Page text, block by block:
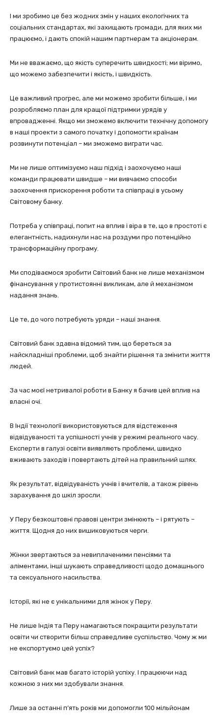
І ми зробимо це без жодних змін у наших екологічних та
соціальних стандартах, які захищають громади, для яких ми
працюємо, і дають спокій нашим партнерам та акціонерам.
Ми не вважаємо, що якість суперечить швидкості; ми віримо,
що можемо забезпечити і якість, і швидкість.
Це важливий прогрес, але ми можемо зробити більше, і ми
розробляємо план для кращої підтримки урядів у
впровадженні. Якщо ми зможемо включити технічну допомогу
в наші проекти з самого початку і допомогти країнам
розвинути потенціал – ми зможемо виграти час.
Ми не лише оптимізуємо наш підхід і заохочуємо наші
команди працювати швидше – ми вивчаємо способи
заохочення прискорення роботи та співпраці в усьому
Світовому банку.
Потреба у співпраці, попит на вплив і віра в те, що в простоті є
елегантність, надихнули нас на роздуми про потенційно
трансформаційну програму.
Ми сподіваємося зробити Світовий банк не лише механізмом
фінансування у протистоянні викликам, але й механізмом
надання знань.
Це те, до чого потребують уряди – наші знання.
Світовий банк здавна відомий тим, що береться за
найскладніші проблеми, щоб знайти рішення та змінити життя
людей.
За час моєї нетривалої роботи в Банку я бачив цей вплив на
власні очі.
В Індії технології використовуються для відстеження
відвідуваності та успішності учнів у режимі реального часу.
Експерти в галузі освіти виявляють проблеми, швидко
вживають заходів і повертають дітей на правильний шлях.
Як результат, відвідуваність учнів і вчителів, а також рівень
зарахування до шкіл зросли.
У Перу безкоштовні правові центри змінюють – і рятують –
життя. Щодня до них вишиковуються черги.
Жінки звертаються за невиплаченими пенсіями та
аліментами, інші шукають справедливості щодо домашнього
та сексуального насильства.
Історії, які не є унікальними для жінок у Перу.
Не лише Індія та Перу намагаються покращити результати
освіти чи створити більш справедливе суспільство. Чому ж ми
не експортуємо цей успіх?
Світовий банк мав багато історій успіху. І працюючи над
кожною з них ми здобували знання.
Лише за останні п’ять років ми допомогли 100 мільйонам